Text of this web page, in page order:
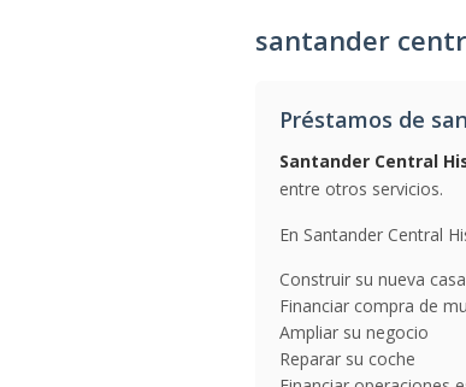
santander
Préstamos de
Santander Central
entre otros servicios.
En Santander Central
Construir su nueva casa
Financiar compra de
Ampliar su negocio
Reparar su coche